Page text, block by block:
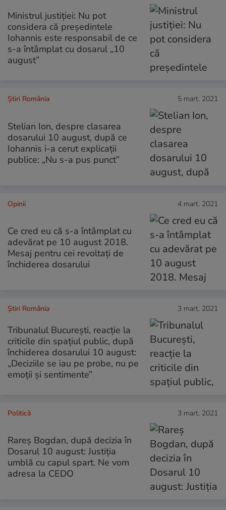
Ministrul justiției: Nu pot
considera că președintele
Iohannis este responsabil de ce
s-a întâmplat cu dosarul „10
august”
Știri România 5 mart. 2021
Stelian Ion, despre clasarea
dosarului 10 august, după ce
Iohannis i-a cerut explicații
publice: „Nu s-a pus punct”
Opinii 4 mart. 2021
Ce cred eu că s-a întâmplat cu
adevărat pe 10 august 2018.
Mesaj pentru cei revoltați de
închiderea dosarului
Știri România 3 mart. 2021
Tribunalul București, reacție la
criticile din spațiul public, după
închiderea dosarului 10 august:
„Deciziile se iau pe probe, nu pe
emoții și sentimente”
Politică 3 mart. 2021
Rareş Bogdan, după decizia în
Dosarul 10 august: Justiţia
umblă cu capul spart. Ne vom
adresa la CEDO